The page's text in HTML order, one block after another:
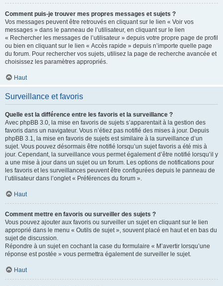
Comment puis-je trouver mes propres messages et sujets ?
Vos messages peuvent être retrouvés en cliquant sur le lien « Voir vos
messages » dans le panneau de l’utilisateur, en cliquant sur le lien
« Rechercher les messages de l’utilisateur » depuis votre propre page de profil
ou bien en cliquant sur le lien « Accès rapide » depuis n’importe quelle page
du forum. Pour rechercher vos sujets, utilisez la page de recherche avancée et
choisissez les paramètres appropriés.
Haut
Surveillance et favoris
Quelle est la différence entre les favoris et la surveillance ?
Avec phpBB 3.0, la mise en favoris de sujets s’apparentait à la gestion des
favoris dans un navigateur. Vous n’étiez pas notifié des mises à jour. Depuis
phpBB 3.1, la mise en favoris de sujets est similaire à la surveillance d’un
sujet. Vous pouvez désormais être notifié lorsqu’un sujet favoris a été mis à
jour. Cependant, la surveillance vous permet également d’être notifié lorsqu’il y
a une mise à jour dans un sujet ou un forum. Les options de notifications pour
les favoris et les surveillances peuvent être configurées depuis le panneau de
l’utilisateur dans l’onglet « Préférences du forum ».
Haut
Comment mettre en favoris ou surveiller des sujets ?
Vous pouvez ajouter aux favoris ou surveiller un sujet en cliquant sur le lien
approprié dans le menu « Outils de sujet », souvent placé en haut et en bas du
sujet de discussion.
Répondre à un sujet en cochant la case du formulaire « M’avertir lorsqu’une
réponse est postée » vous permettra également de surveiller le sujet.
Haut